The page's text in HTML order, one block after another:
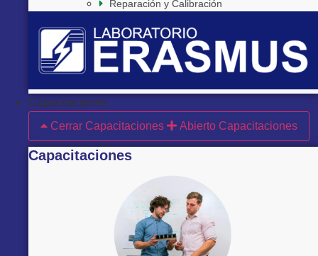
Reparación y Calibración
Capacitaciones
Cerrar Capacitaciones
Abierto Capacitaciones
Capacitaciones